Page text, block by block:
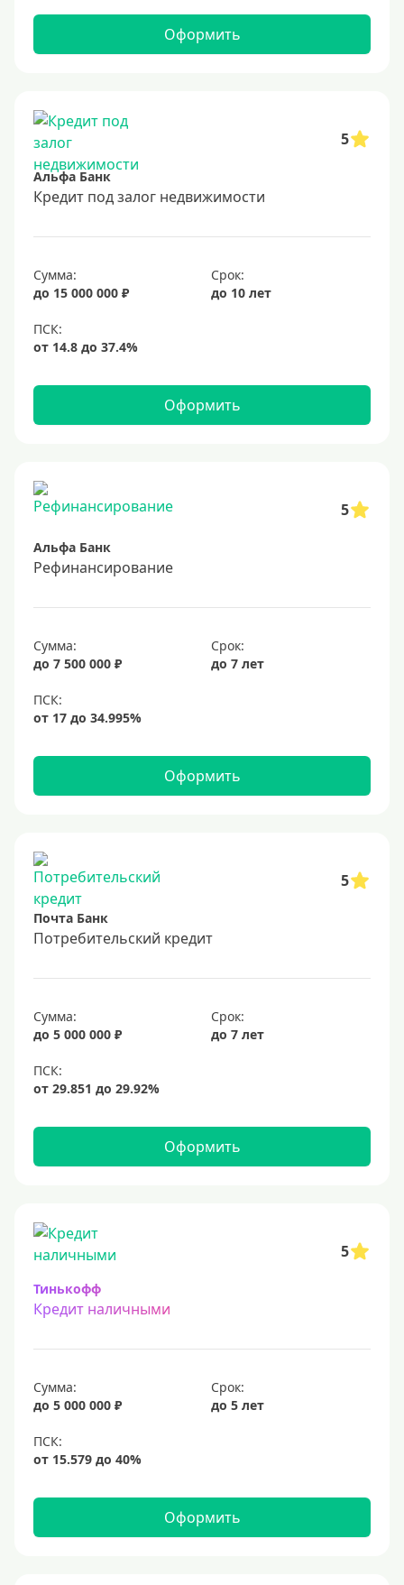
Оформить
5
Альфа Банк
Кредит под залог недвижимости
Сумма:
до 15 000 000 ₽
Срок:
до 10 лет
Оформить
5
Альфа Банк
Рефинансирование
Сумма:
до 7 500 000 ₽
Срок:
до 7 лет
Оформить
5
Почта Банк
Потребительский кредит
Сумма:
до 5 000 000 ₽
Срок:
до 7 лет
Оформить
5
Тинькофф
Кредит наличными
Сумма:
до 5 000 000 ₽
Срок:
до 5 лет
Оформить